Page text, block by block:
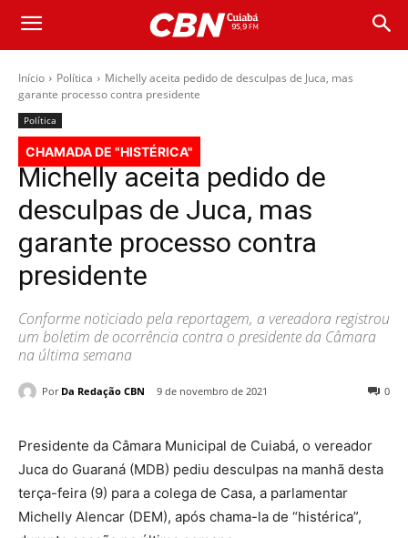
Início Política
Michelly aceita pedido de desculpas de Juca, mas
garante processo contra presidente
Política
CHAMADA DE "HISTÉRICA"
Michelly aceita pedido de
desculpas de Juca, mas
garante processo contra
presidente
Conforme noticiado pela reportagem, a vereadora registrou
um boletim de ocorrência contra o presidente da Câmara
na última semana
Por Da Redação CBN 9 de novembro de 2021 0
Presidente da Câmara Municipal de Cuiabá, o vereador
Juca do Guaraná (MDB) pediu desculpas na manhã desta
terça-feira (9) para a colega de Casa, a parlamentar
Michelly Alencar (DEM), após chama-la de “histérica”,